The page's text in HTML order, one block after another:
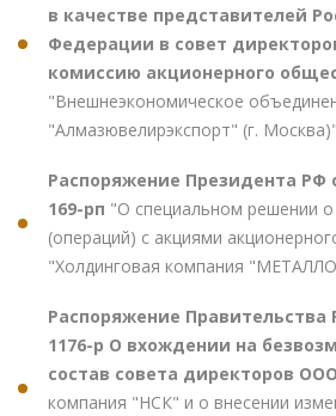
в качестве представителей
Федерации в совет
комиссию акционерного
"Внешнеэкономическое
"Алмазювелирэкспорт" (г. Москва)"
Распоряжение Президента РФ
169-рп "О специальном решении
(операций) с акциями
"Холдинговая компания
Распоряжение Правительства
1176-р О вхождении на
состав совета директоров ООО
компания "НСК" и о внесении